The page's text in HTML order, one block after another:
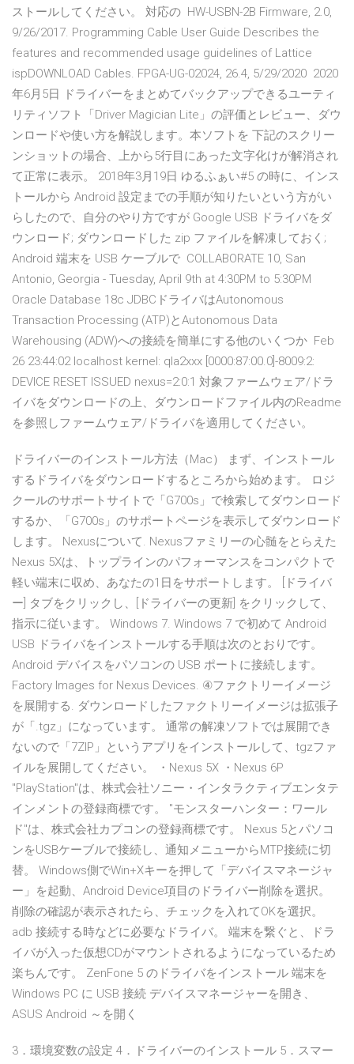
ストールしてください。 対応の HW-USBN-2B Firmware, 2.0,
9/26/2017. Programming Cable User Guide Describes the
features and recommended usage guidelines of Lattice
ispDOWNLOAD Cables. FPGA-UG-02024, 26.4, 5/29/2020 2020
年6月5日 ドライバーをまとめてバックアップできるユーティ
リティソフト「Driver Magician Lite」の評価とレビュー、ダウ
ンロードや使い方を解説します。本ソフトを 下記のスクリー
ンショットの場合、上から5行目にあった文字化けが解消され
て正常に表示。 2018年3月19日 ゆるふぁい#5 の時に、インス
トールから Android 設定までの手順が知りたいという方がい
らしたので、自分のやり方ですが Google USB ドライバをダ
ウンロード; ダウンロードした zip ファイルを解凍しておく;
Android 端末を USB ケーブルで COLLABORATE 10, San
Antonio, Georgia - Tuesday, April 9th at 4:30PM to 5:30PM
Oracle Database 18c JDBCドライバはAutonomous
Transaction Processing (ATP)とAutonomous Data
Warehousing (ADW)への接続を簡単にする他のいくつか Feb
26 23:44:02 localhost kernel: qla2xxx [0000:87:00.0]-8009:2:
DEVICE RESET ISSUED nexus=2:0:1 対象ファームウェア/ドラ
イバをダウンロードの上、ダウンロードファイル内のReadme
を参照しファームウェア/ドライバを適用してください。
ドライバーのインストール方法（Mac） まず、インストール
するドライバをダウンロードするところから始めます。 ロジ
クールのサポートサイトで「G700s」で検索してダウンロード
するか、「G700s」のサポートページを表示してダウンロード
します。 Nexusについて. Nexusファミリーの心髄をとらえた
Nexus 5Xは、トップラインのパフォーマンスをコンパクトで
軽い端末に収め、あなたの1日をサポートします。 [ドライバ
ー] タブをクリックし、[ドライバーの更新] をクリックして、
指示に従います。 Windows 7. Windows 7 で初めて Android
USB ドライバをインストールする手順は次のとおりです。
Android デバイスをパソコンの USB ポートに接続します。
Factory Images for Nexus Devices. ④ファクトリーイメージ
を展開する. ダウンロードしたファクトリーイメージは拡張子
が「.tgz」になっています。 通常の解凍ソフトでは展開でき
ないので「7ZIP」というアプリをインストールして、tgzファ
イルを展開してください。 ・Nexus 5X ・Nexus 6P
"PlayStation"は、株式会社ソニー・インタラクティブエンタテ
インメントの登録商標です。 "モンスターハンター：ワール
ド"は、株式会社カプコンの登録商標です。 Nexus 5とパソコ
ンをUSBケーブルで接続し、通知メニューからMTP接続に切
替。 Windows側でWin+Xキーを押して「デバイスマネージャ
ー」を起動、Android Device項目のドライバー削除を選択。
削除の確認が表示されたら、チェックを入れてOKを選択。
adb 接続する時などに必要なドライバ。 端末を繋ぐと、ドラ
イバが入った仮想CDがマウントされるようになっているため
楽ちんです。 ZenFone 5 のドライバをインストール 端末を
Windows PC に USB 接続 デバイスマネージャーを開き、
ASUS Android ～を開く
3．環境変数の設定 4．ドライバーのインストール 5．スマー